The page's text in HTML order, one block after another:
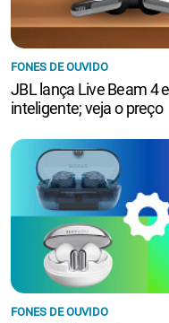
FONES DE OUVIDO
JBL lança Live Beam 4
inteligente; veja o preço
FONES DE OUVIDO